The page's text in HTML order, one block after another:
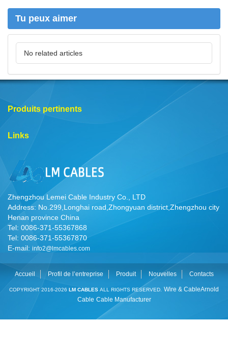
r
Tu peux aimer
No related articles
Produits pertinents
Links
Zhengzhou Lemei Cable Industry Co., LTD
Address: No.299,Longhai road,Zhongyuan district,Zhengzhou city
Henan province China
Tel: 0086-371-55367868
Tel: 0086-371-55367870
E-mail: info2@lmcables.com
Accueil Profil de l’entreprise Produit Nouvelles Contacts
COPYRIGHT 2016-2026 LM CABLES ALL RIGHTS RESERVED. Wire & CableArnold
Cable Cable Manufacturer